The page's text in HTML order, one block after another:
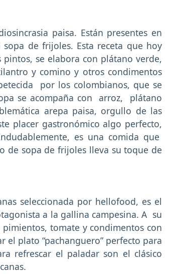
paisa. Están presentes en
de frijoles. Esta receta que hoy
se elabora con plátano verde,
y comino y otros condimentos
por los colombianos, que se
se acompaña con arroz, plátano
arepa paisa, orgullo de las
placer gastronómico algo perfecto,
es una comida que
de sopa de frijoles lleva su toque de
seleccionada por hellofood, es el
a la gallina campesina. A su
tomate y condimentos con
plato “pachanguero” perfecto para
refrescar el paladar son el clásico